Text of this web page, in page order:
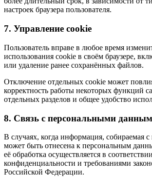
настроек браузера пользователя.
7. Управление cookie
Пользователь вправе в любое время
использования cookie в своём браузере,
или удаление ранее сохранённых файлов.
Отключение отдельных cookie может
корректность работы некоторых функций
отдельных разделов и общее удобство
8. Связь с персональными
В случаях, когда информация, собираемая
может быть отнесена к персональным
её обработка осуществляется в
конфиденциальности и требованиями
Российской Федерации.